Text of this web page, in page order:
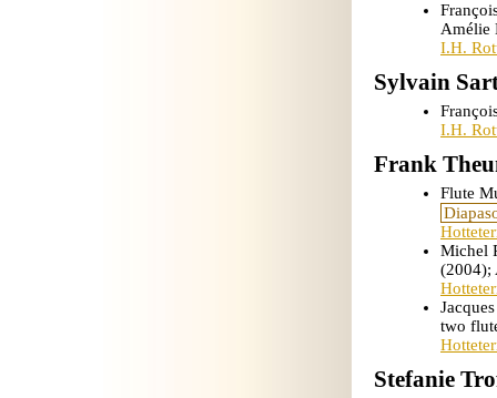
Amélie
I.H.
Sylvain
I.H.
Frank
Flute
Michel
(2004);
two
Stefanie